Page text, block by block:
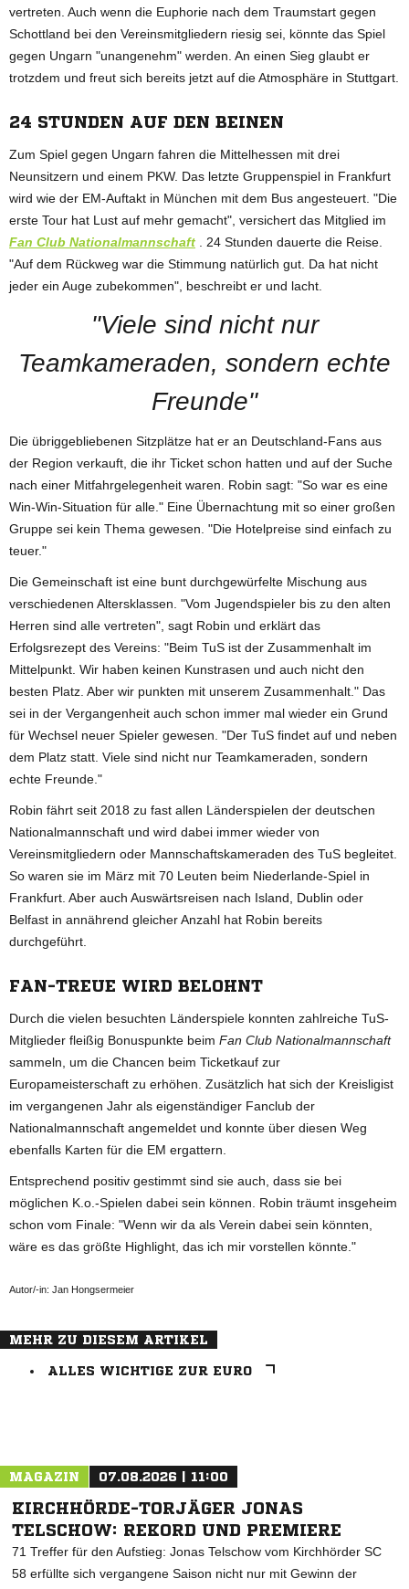
vertreten. Auch wenn die Euphorie nach dem Traumstart gegen
Schottland bei den Vereinsmitgliedern riesig sei, könnte das Spiel
gegen Ungarn "unangenehm" werden. An einen Sieg glaubt er
trotzdem und freut sich bereits jetzt auf die Atmosphäre in Stuttgart.
24 STUNDEN AUF DEN BEINEN
Zum Spiel gegen Ungarn fahren die Mittelhessen mit drei
Neunsitzern und einem PKW. Das letzte Gruppenspiel in Frankfurt
wird wie der EM-Auftakt in München mit dem Bus angesteuert. "Die
erste Tour hat Lust auf mehr gemacht", versichert das Mitglied im
Fan Club Nationalmannschaft . 24 Stunden dauerte die Reise.
"Auf dem Rückweg war die Stimmung natürlich gut. Da hat nicht
jeder ein Auge zubekommen", beschreibt er und lacht.
"Viele sind nicht nur
Teamkameraden, sondern echte
Freunde"
Die übriggebliebenen Sitzplätze hat er an Deutschland-Fans aus
der Region verkauft, die ihr Ticket schon hatten und auf der Suche
nach einer Mitfahrgelegenheit waren. Robin sagt: "So war es eine
Win-Win-Situation für alle." Eine Übernachtung mit so einer großen
Gruppe sei kein Thema gewesen. "Die Hotelpreise sind einfach zu
teuer."
Die Gemeinschaft ist eine bunt durchgewürfelte Mischung aus
verschiedenen Altersklassen. "Vom Jugendspieler bis zu den alten
Herren sind alle vertreten", sagt Robin und erklärt das
Erfolgsrezept des Vereins: "Beim TuS ist der Zusammenhalt im
Mittelpunkt. Wir haben keinen Kunstrasen und auch nicht den
besten Platz. Aber wir punkten mit unserem Zusammenhalt." Das
sei in der Vergangenheit auch schon immer mal wieder ein Grund
für Wechsel neuer Spieler gewesen. "Der TuS findet auf und neben
dem Platz statt. Viele sind nicht nur Teamkameraden, sondern
echte Freunde."
Robin fährt seit 2018 zu fast allen Länderspielen der deutschen
Nationalmannschaft und wird dabei immer wieder von
Vereinsmitgliedern oder Mannschaftskameraden des TuS begleitet.
So waren sie im März mit 70 Leuten beim Niederlande-Spiel in
Frankfurt. Aber auch Auswärtsreisen nach Island, Dublin oder
Belfast in annährend gleicher Anzahl hat Robin bereits
durchgeführt.
FAN-TREUE WIRD BELOHNT
Durch die vielen besuchten Länderspiele konnten zahlreiche TuS-
Mitglieder fleißig Bonuspunkte beim Fan Club Nationalmannschaft
sammeln, um die Chancen beim Ticketkauf zur
Europameisterschaft zu erhöhen. Zusätzlich hat sich der Kreisligist
im vergangenen Jahr als eigenständiger Fanclub der
Nationalmannschaft angemeldet und konnte über diesen Weg
ebenfalls Karten für die EM ergattern.
Entsprechend positiv gestimmt sind sie auch, dass sie bei
möglichen K.o.-Spielen dabei sein können. Robin träumt insgeheim
schon vom Finale: "Wenn wir da als Verein dabei sein könnten,
wäre es das größte Highlight, das ich mir vorstellen könnte."
Autor/-in: Jan Hongsermeier
MEHR ZU DIESEM ARTIKEL
ALLES WICHTIGE ZUR EURO
MAGAZIN 07.08.2026 | 11:00
KIRCHHÖRDE-TORJÄGER JONAS
TELSCHOW: REKORD UND PREMIERE
71 Treffer für den Aufstieg: Jonas Telschow vom Kirchhörder SC
58 erfüllte sich vergangene Saison nicht nur mit Gewinn der